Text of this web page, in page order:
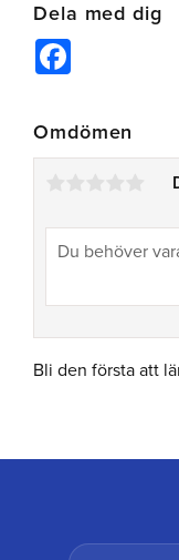
Dela med dig
Omdömen
Bli den första att